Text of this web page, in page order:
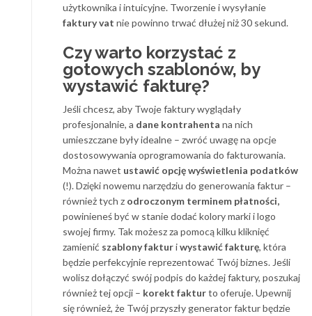
użytkownika i intuicyjne. Tworzenie i wysyłanie
faktury vat nie powinno trwać dłużej niż 30 sekund.
Czy warto korzystać z
gotowych szablonów, by
wystawić fakturę?
Jeśli chcesz, aby Twoje faktury wyglądały
profesjonalnie, a dane kontrahenta na nich
umieszczane były idealne – zwróć uwagę na opcje
dostosowywania oprogramowania do fakturowania.
Można nawet ustawić opcję wyświetlenia podatków
(!). Dzięki nowemu narzędziu do generowania faktur –
również tych z odroczonym terminem płatności,
powinieneś być w stanie dodać kolory marki i logo
swojej firmy. Tak możesz za pomocą kilku kliknięć
zamienić szablony fakturiwystawić fakturę, która
będzie perfekcyjnie reprezentować Twój biznes. Jeśli
wolisz dołączyć swój podpis do każdej faktury, poszukaj
również tej opcji – korekt fakturto oferuje. Upewnij
się również, że Twój przyszły generator faktur będzie